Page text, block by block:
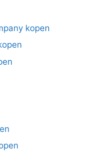
kopen